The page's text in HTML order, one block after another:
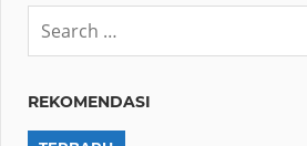
REKOMENDASI